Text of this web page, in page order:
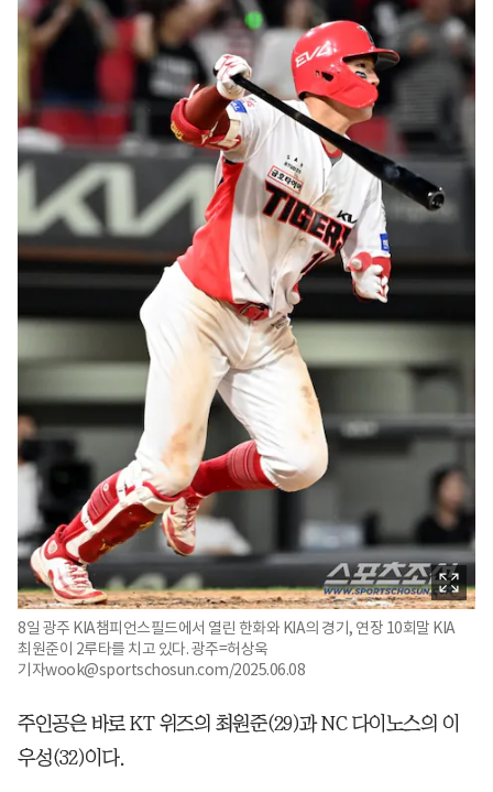
8일 광주 KIA챔피언스필드에서 열린 한화와 KIA의 경기, 연장 10회말 KIA
최원준이 2루타를 치고 있다. 광주=허상욱
기자wook@sportschosun.com/2025.06.08
주인공은 바로 KT 위즈의 최원준(29)과 NC 다이노스의 이
우성(32)이다.